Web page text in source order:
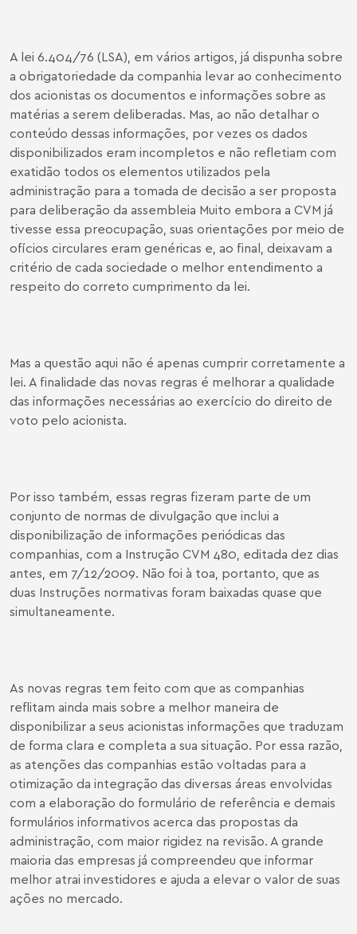
A lei 6.404/76 (LSA), em vários artigos, já dispunha sobre
a obrigatoriedade da companhia levar ao conhecimento
dos acionistas os documentos e informações sobre as
matérias a serem deliberadas. Mas, ao não detalhar o
conteúdo dessas informações, por vezes os dados
disponibilizados eram incompletos e não refletiam com
exatidão todos os elementos utilizados pela
administração para a tomada de decisão a ser proposta
para deliberação da assembleia Muito embora a CVM já
tivesse essa preocupação, suas orientações por meio de
ofícios circulares eram genéricas e, ao final, deixavam a
critério de cada sociedade o melhor entendimento a
respeito do correto cumprimento da lei.
Mas a questão aqui não é apenas cumprir corretamente a
lei. A finalidade das novas regras é melhorar a qualidade
das informações necessárias ao exercício do direito de
voto pelo acionista.
Por isso também, essas regras fizeram parte de um
conjunto de normas de divulgação que inclui a
disponibilização de informações periódicas das
companhias, com a Instrução CVM 480, editada dez dias
antes, em 7/12/2009. Não foi à toa, portanto, que as
duas Instruções normativas foram baixadas quase que
simultaneamente.
As novas regras tem feito com que as companhias
reflitam ainda mais sobre a melhor maneira de
disponibilizar a seus acionistas informações que traduzam
de forma clara e completa a sua situação. Por essa razão,
as atenções das companhias estão voltadas para a
otimização da integração das diversas áreas envolvidas
com a elaboração do formulário de referência e demais
formulários informativos acerca das propostas da
administração, com maior rigidez na revisão. A grande
maioria das empresas já compreendeu que informar
melhor atrai investidores e ajuda a elevar o valor de suas
ações no mercado.